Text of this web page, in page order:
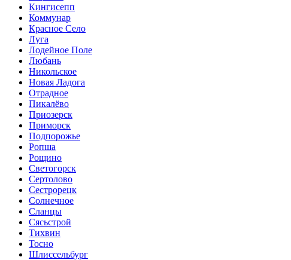
Кингисепп
Коммунар
Красное Село
Луга
Лодейное Поле
Любань
Никольское
Новая Ладога
Отрадное
Пикалёво
Приозерск
Приморск
Подпорожье
Ропша
Рощино
Светогорск
Сертолово
Сестрорецк
Солнечное
Сланцы
Сясьстрой
Тихвин
Тосно
Шлиссельбург